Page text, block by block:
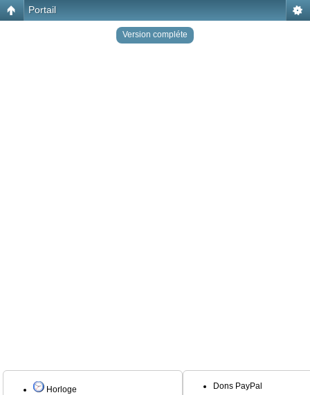
Portail
Version compléte
Horloge
Dons PayPal